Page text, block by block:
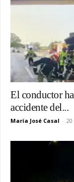
El conductor
accidente del...
María José Casal -